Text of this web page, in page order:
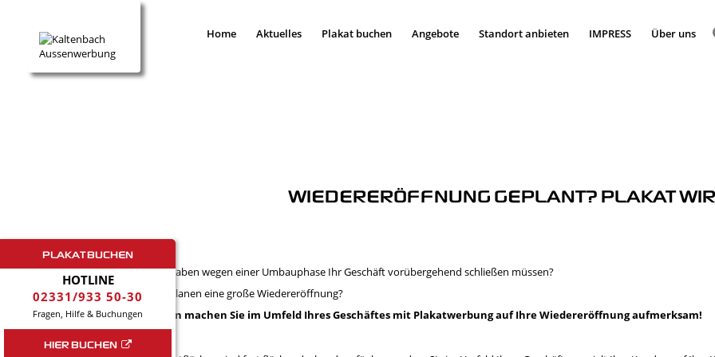
Home Aktuelles Plakat buchen Angebote Standort anbieten IMPRESS Über uns
WIEDERERÖFFNUNG GEPLANT? PLAKAT
Sie haben wegen einer Umbauphase Ihr Geschäft vorübergehend schließen müssen?
Sie planen eine große Wiedereröffnung?
Dann machen Sie im Umfeld Ihres Geschäftes mit Plakatwerbung auf Ihre Wiedereröffnung aufmerksam!
PLAKAT BUCHEN
HOTLINE
02331/933 50-30
Fragen, Hilfe & Buchungen
HIER BUCHEN